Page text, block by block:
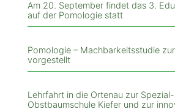
Am 20. September findet das 3.
auf der Pomologie statt
Pomologie – Machbarkeitsstudie
vorgestellt
Lehrfahrt in die Ortenau zur Spezial-
Obstbaumschule Kiefer und zur